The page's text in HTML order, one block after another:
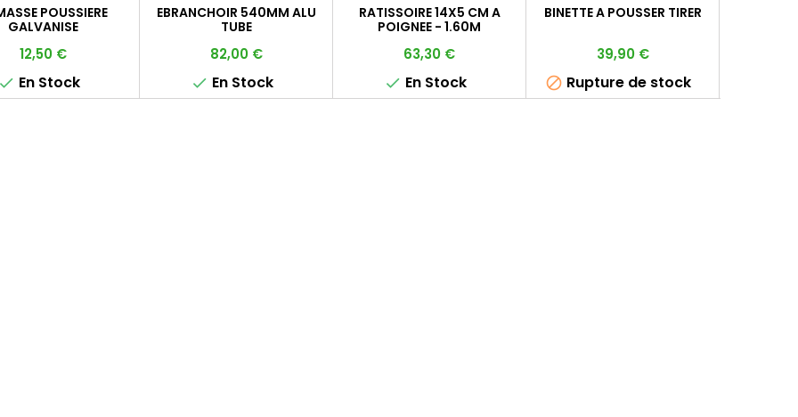
POUSSIERE
GALVANISE
Prix
12,50 €
En Stock
EBRANCHOIR 540MM ALU
TUBE
Prix
82,00 €
 En Stock
RATISSOIRE 14X5 CM A
POIGNEE - 1.60M
Prix
63,30 €
 En Stock
BINETTE A POUSSER TIRER
Prix
39,90 €
 Rupture de stock